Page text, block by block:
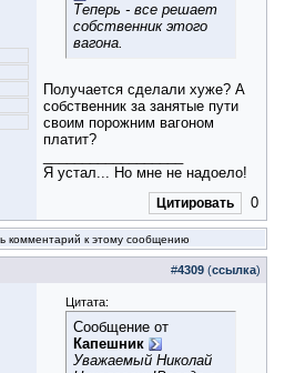
Теперь - все решает
собственник этого
вагона.
Получается сделали хуже? А
собственник за занятые пути
своим порожним вагоном
платит?
Я устал... Но мне не надоело!
Цитировать 0
комментарий к этому сообщению
#4309 (ссылка)
Цитата:
Сообщение от
Капешник
Уважаемый Николай